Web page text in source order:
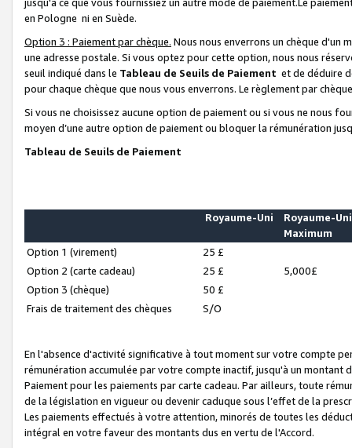
en Pologne ni en Suède.
Option 3 : Paiement par chèque. Nous nous enverrons un chèque d'un
une adresse postale. Si vous optez pour cette option, nous nous
seuil indiqué dans le Tableau de Seuils de Paiement et de déduire
pour chaque chèque que nous vous enverrons. Le règlement par
Si vous ne choisissez aucune option de paiement ou si vous ne nous
moyen d’une autre option de paiement ou bloquer la rémunération
Tableau de Seuils de Paiement
Royaume-Uni
Royaume-Uni
Maximum
Option 1 (virement)
25 £
Option 2 (carte cadeau)
25 £
5,000£
Option 3 (chèque)
50 £
Frais de traitement des chèques
S/O
En l'absence d'activité significative à tout moment sur votre compte
rémunération accumulée par votre compte inactif, jusqu'à un montant
Paiement pour les paiements par carte cadeau. Par ailleurs, toute
de la législation en vigueur ou devenir caduque sous l’effet de la
Les paiements effectués à votre attention, minorés de toutes les
intégral en votre faveur des montants dus en vertu de l'Accord.